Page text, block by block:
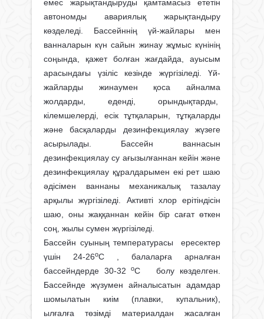
емес жарықтандыруды қамтамасыз ететін
автономды авариялық жарықтандыру
көзделеді. Бассейннің үй-жайлары мен
ванналарын күн сайын жинау жұмыс күнінің
соңында, қажет болған жағдайда, ауысым
арасындағы үзіліс кезінде жүргізіледі. Үй-
жайларды жинаумен қоса айналма
жолдарды, еденді, орындықтарды,
кілемшелерді, есік тұтқаларын, тұтқаларды
және басқаларды дезинфекциялау жүзеге
асырылады. Бассейн ваннасын
дезинфекциялау су ағызылғаннан кейін және
дезинфекциялау құралдарымен екі рет шаю
әдісімен ваннаны механикалық тазалау
арқылы жүргізіледі. Активті хлор ерітіндісін
шаю, оны жаққаннан кейін бір сағат өткен
соң, жылы сумен жүргізіледі.
Бассейн суының температурасы ересектер
үшін 24-26оС , балаларға арналған
бассейндерде 30-32 оС болу көзделген.
Бассейнде жүзумен айналысатын адамдар
шомылатын киім (плавки, купальник),
ылғалға төзімді материалдан жасалған